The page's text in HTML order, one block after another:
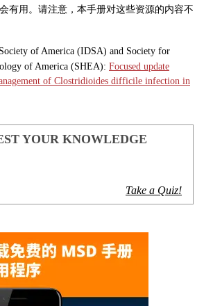
有用。请注意，本手册对这些资源的内容不
of America (IDSA) and Society for
of America (SHEA): Focused update
of Clostridioides difficile infection in
YOUR KNOWLEDGE
Take a Quiz!